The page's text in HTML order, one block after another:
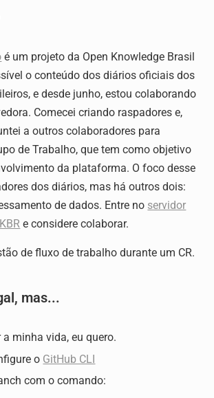
é um projeto da Open Knowledge Brasil
o conteúdo dos diários oficiais dos
e desde junho, estou colaborando
Comecei criando raspadores e,
a outros colaboradores para
de Trabalho, que tem como objetivo
da plataforma. O foco desse
dos diários, mas há outros dois:
de dados. Entre no servidor
e considere colaborar.
de fluxo de trabalho durante um CR.
mas...
minha vida, eu quero.
o GitHub CLI
com o comando: